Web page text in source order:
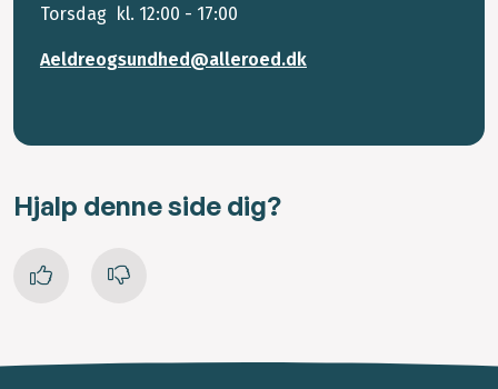
Torsdag kl. 12:00 - 17:00
Aeldreogsundhed@alleroed.dk
Hjalp denne side dig?